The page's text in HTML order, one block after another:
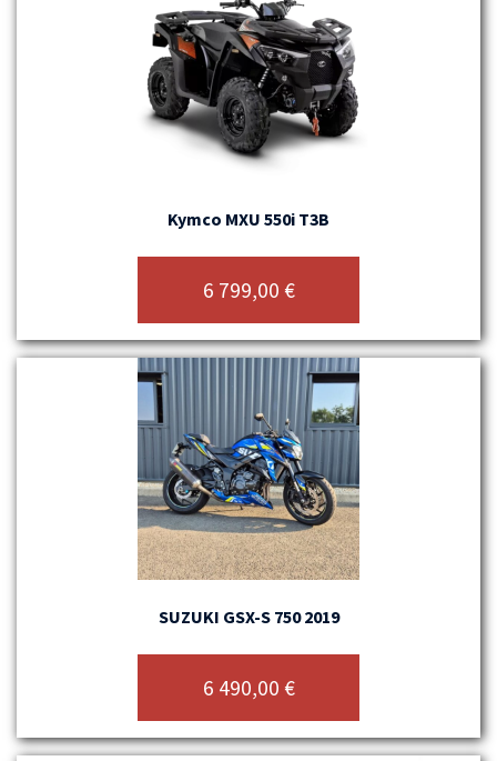
Kymco MXU 550i T3B
6 799,00 €
SUZUKI GSX-S 750 2019
6 490,00 €